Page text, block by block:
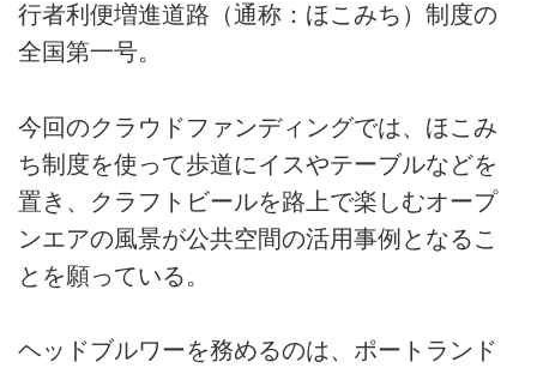
行者利便増進道路（通称：ほこみち）制度の
全国第一号。
今回のクラウドファンディングでは、ほこみ
ち制度を使って歩道にイスやテーブルなどを
置き、クラフトビールを路上で楽しむオープ
ンエアの風景が公共空間の活用事例となるこ
とを願っている。
ヘッドブルワーを務めるのは、ポートランド